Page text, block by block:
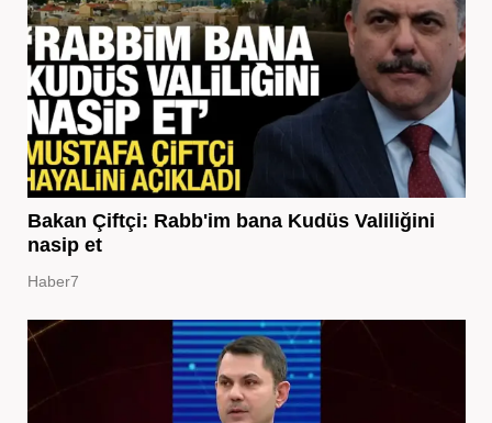
Bakan Çiftçi: Rabb'im bana Kudüs Valiliğini
nasip et
Haber7